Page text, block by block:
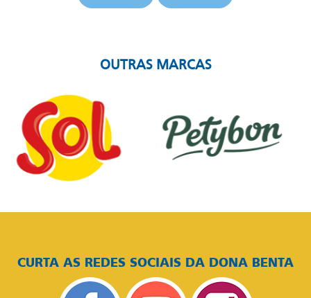
OUTRAS MARCAS
CURTA AS REDES SOCIAIS DA DONA BENTA